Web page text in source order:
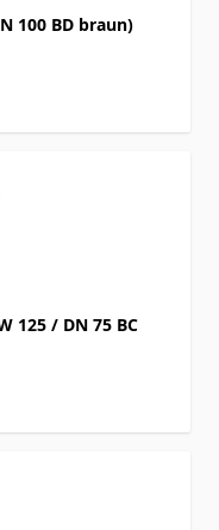
100 BD braun)
125 / DN 75 BC